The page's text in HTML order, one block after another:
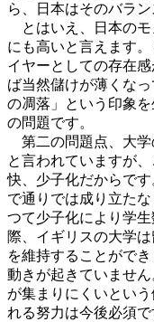
ら、日本はそのバラ
とはいえ、日本のモ
にも高いと言えます
イヤーとしての存在
ば当然儲けが薄くな
の凋落」という印象
の問題です。
第二の問題点、大学
と言われていますが
快、少子化だからで
で通りでは成り立た
つて少子化により学
際、イギリスの大学
を維持することがで
動きが起きていませ
が集まりにくいとい
れる努力は今後必須